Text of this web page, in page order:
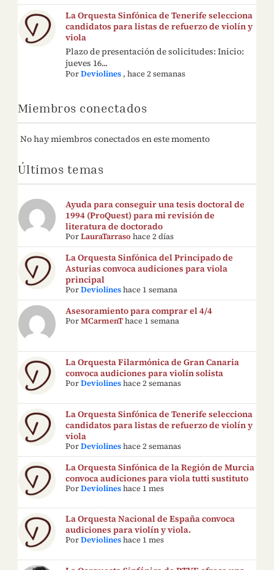
La Orquesta Sinfónica de Tenerife selecciona
candidatos para listas de refuerzo de violín y
viola
Plazo de presentación de solicitudes: Inicio:
jueves 16...
PorDeviolines ,hace 2 semanas
Miembros conectados
No hay miembros conectados en este momento
Últimos temas
Ayuda para conseguir una tesis doctoral de
1994 (ProQuest) para mi revisión de
literatura de doctorado
PorLauraTarraso hace 2 días
La Orquesta Sinfónica del Principado de
Asturias convoca audiciones para viola
principal
PorDeviolines hace 1 semana
Asesoramiento para comprar el 4/4
PorMCarmenThace 1 semana
La Orquesta Filarmónica de Gran Canaria
convoca audiciones para violín solista
PorDeviolines hace 2 semanas
La Orquesta Sinfónica de Tenerife selecciona
candidatos para listas de refuerzo de violín y
viola
PorDeviolines hace 2 semanas
La Orquesta Sinfónica de la Región de Murcia
convoca audiciones para viola tutti sustituto
PorDeviolines hace 1 mes
La Orquesta Nacional de España convoca
audiciones para violín y viola.
PorDeviolines hace 1 mes